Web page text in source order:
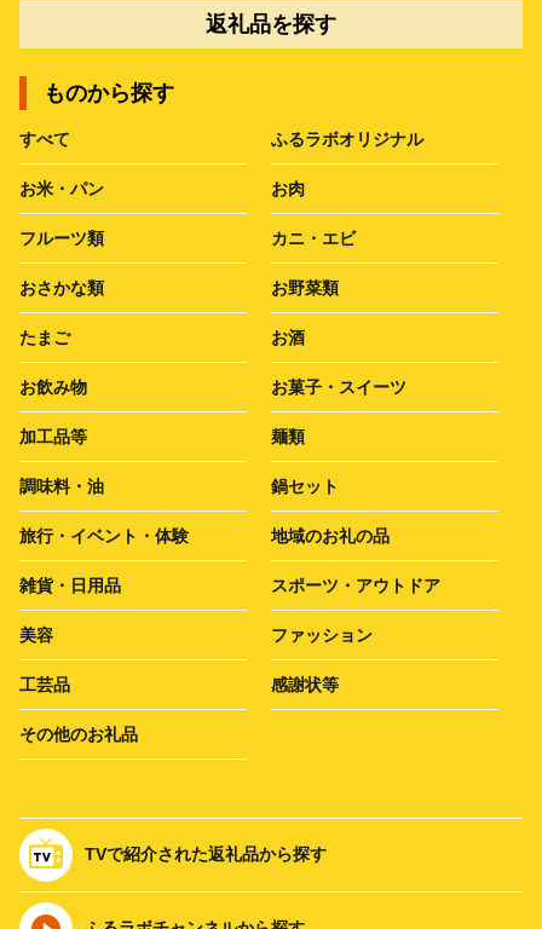
返礼品を探す
ものから探す
すべて ふるラボオリジナル
お米・パン お肉
フルーツ類 カニ・エビ
おさかな類 お野菜類
たまご お酒
お飲み物 お菓子・スイーツ
加工品等 麺類
調味料・油 鍋セット
旅行・イベント・体験 地域のお礼の品
雑貨・日用品 スポーツ・アウトドア
美容 ファッション
工芸品 感謝状等
その他のお礼品
TVで紹介された返礼品から探す